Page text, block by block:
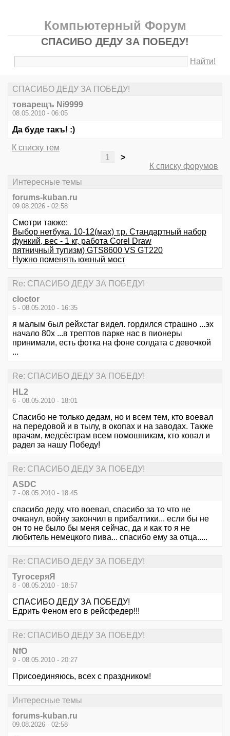
Компьютерный Форум
СПАСИБО ДЕДУ ЗА ПОБЕДУ!
Найти!
СПАСИБО ДЕДУ ЗА ПОБЕДУ!
товарещъ Ni9999
08.05.2010 - 06:05
Да буде такъ! :)
К списку тем
1
>
К списку форумов
Интересные темы
forums-kuban.ru
09.08.2026 - 02:58
Смотри также:
Выбор нетбука. 10-12(мах) т.р. Стандартный набор
функий, вес - 1 кг, работа Corel Draw
пятничный тупизм) GTS8600 VS GT220
Нужно поменять южный мост
Re: СПАСИБО ДЕДУ ЗА ПОБЕДУ!
cloctor
5 - 08.05.2010 - 16:35
я малым был рейхстаг видел. гордился страшно ...эх
начало 80х ...в трептов парке нас в пионеры
принимали, есть фотка на фоне солдата с девочкой
...
Re: СПАСИБО ДЕДУ ЗА ПОБЕДУ!
HL2
6 - 08.05.2010 - 18:01
Спасибо не только дедам, но и всем тем, кто воевал
на передовой и в тылу, в окопах и на заводах. Также
врачам, медсёстрам всем помошникам, кто ковал и
радел за нашу Победу!
Re: СПАСИБО ДЕДУ ЗА ПОБЕДУ!
ASDC
7 - 08.05.2010 - 18:45
спасибо деду, что воевал, спасибо за то что не
очканул, войну закончил в прибалтики... если бы не
он то не было бы меня сейчас, да и как то я не
любитель немецкого пива... спасибо ему за отца.....
Re: СПАСИБО ДЕДУ ЗА ПОБЕДУ!
ТугосеряЯ
8 - 08.05.2010 - 18:57
СПАСИБО ДЕДУ ЗА ПОБЕДУ!
Едрить Феном его в рейсфедер!!!
Re: СПАСИБО ДЕДУ ЗА ПОБЕДУ!
NfO
9 - 08.05.2010 - 20:27
Присоединяюсь, всех с праздником!
Интересные темы
forums-kuban.ru
09.08.2026 - 02:58